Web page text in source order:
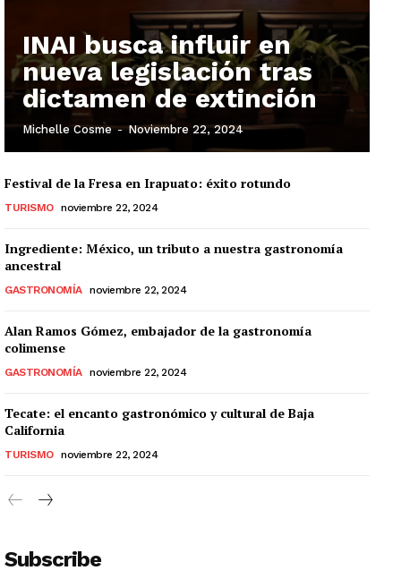
INAI busca influir en
nueva legislación tras
dictamen de extinción
Michelle Cosme - Noviembre 22, 2024
Festival de la Fresa en Irapuato: éxito rotundo
TURISMO noviembre 22, 2024
Ingrediente: México, un tributo a nuestra gastronomía
ancestral
GASTRONOMÍA noviembre 22, 2024
Alan Ramos Gómez, embajador de la gastronomía
colimense
GASTRONOMÍA noviembre 22, 2024
Tecate: el encanto gastronómico y cultural de Baja
California
TURISMO noviembre 22, 2024
Subscribe